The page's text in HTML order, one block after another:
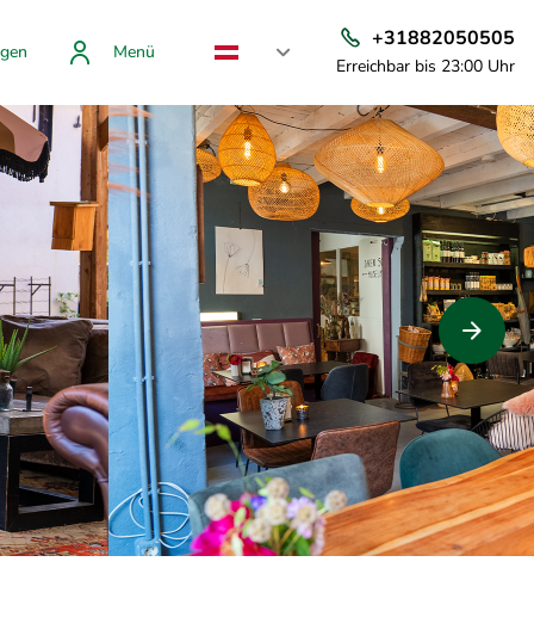
Menü
+31882050505
Erreichbar bis 23:00 Uhr